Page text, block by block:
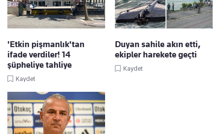
'Etkin pişmanlık'tan
ifade verdiler! 14
şüpheliye tahliye
Kaydet
Duyan sahile akın etti,
ekipler harekete geçti
Kaydet